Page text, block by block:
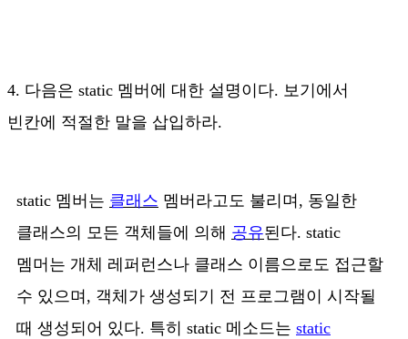
4. 다음은 static 멤버에 대한 설명이다. 보기에서
빈칸에 적절한 말을 삽입하라.
static 멤버는 클래스 멤버라고도 불리며, 동일한
클래스의 모든 객체들에 의해 공유된다. static
멤머는 개체 레퍼런스나 클래스 이름으로도 접근할
수 있으며, 객체가 생성되기 전 프로그램이 시작될
때 생성되어 있다. 특히 static 메소드는 static